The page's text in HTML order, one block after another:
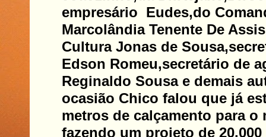
empresário Eudes,do
Marcolândia Tenente De
Cultura Jonas de
Edson Romeu,secretário de
Reginaldo Sousa e demais
ocasião Chico falou que já
metros de calçamento para o
fazendo um projeto de